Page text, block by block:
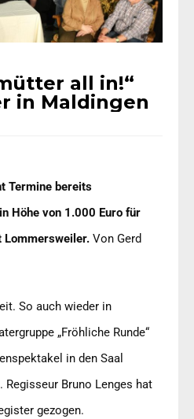
all in!“
in Maldingen
Termine bereits
Höhe von 1.000 Euro für
Lommersweiler. Von Gerd
So auch wieder in
„Fröhliche Runde“
in den Saal
Regisseur Bruno Lenges hat
gezogen.